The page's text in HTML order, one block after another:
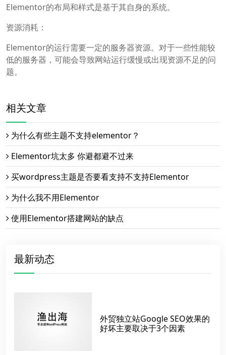
Elementor的布局和样式是基于其自身的系统。
资源消耗：
Elementor的运行需要一定的服务器资源。对于一些性能较
低的服务器，可能会导致网站运行缓慢或出现资源不足的问
题。
相关文章
为什么有些主题不支持elementor？
Elementor坑太多 你避都避不过来
买wordpress主题是否要看支持不支持Elementor
为什么我不用Elementor
使用Elementor搭建网站的缺点
最新动态
外贸独立站Google SEO效果的
好坏主要取决于3个因素